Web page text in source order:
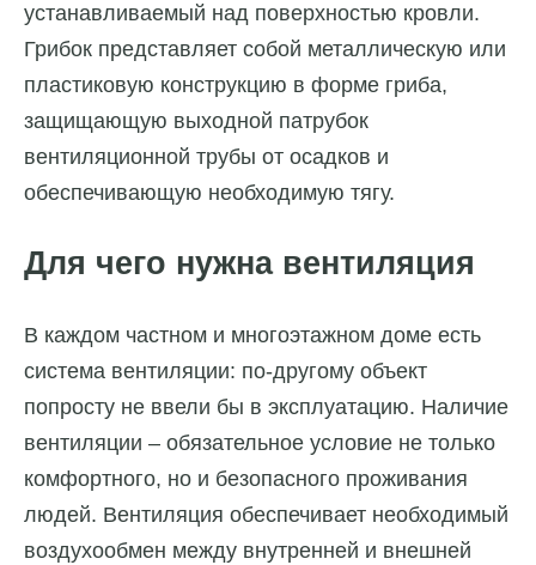
устанавливаемый над поверхностью кровли.
Грибок представляет собой металлическую или
пластиковую конструкцию в форме гриба,
защищающую выходной патрубок
вентиляционной трубы от осадков и
обеспечивающую необходимую тягу.
Для чего нужна вентиляция
В каждом частном и многоэтажном доме есть
система вентиляции: по-другому объект
попросту не ввели бы в эксплуатацию. Наличие
вентиляции – обязательное условие не только
комфортного, но и безопасного проживания
людей. Вентиляция обеспечивает необходимый
воздухообмен между внутренней и внешней